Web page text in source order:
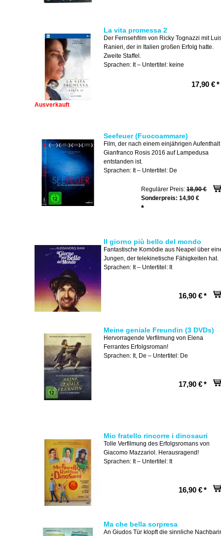
La vita promessa 2
Der Fernsehfilm von Ricky Tognazzi mit
Ranieri, der in Italien großen Erfolg hatte.
Zweite Staffel.
Sprachen: It – Untertitel: keine
17,90 €*
Ausverkauft
Seefeuer (Fuocoammare)
Film, der nach einem einjährigen Aufenthalt
Gianfranco Rosis 2016 auf Lampedusa
entstanden ist.
Sprachen: It – Untertitel: De
Regulärer Preis: 18,90 €
Sonderpreis: 14,90 €
*
Il giorno più bello del mondo
Fantastische Komödie aus Neapel über
Jungen, der telekinetische Fähigkeiten hat.
Sprachen: It – Untertitel: It
16,90 €*
Meine geniale Freundin (3 DVDs)
Hervorragende Verfilmung von Elena
Ferrantes Erfolgsroman!
Sprachen: It, De – Untertitel: De
17,90 €*
Mio fratello rincorre i dinosauri
Tolle Verfilmung des Erfolgsromans von
Giacomo Mazzariol. Herausragend!
Sprachen: It – Untertitel: It
16,90 €*
Ma che bella sorpresa
An Giudos Tür klopft die sinnliche